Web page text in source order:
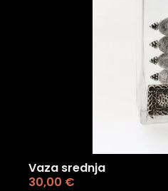
Vaza srednja
30,00 €